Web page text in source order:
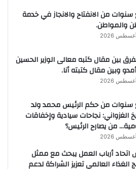
من الانفتاح والانجاز في خدمة
والمواطن.
بين مقال كتبه معالى الوزير الحسين
وبين مقال كتبته أنا.
من حكم الرئيس محمد ولد
الغزواني: نجاحات سيادية وإخفاقات
من يصارح الرئيس؟
اتحاد أرباب العمل يبحث مع ممثل
الغذاء العالمي تعزيز الشراكة لدعم